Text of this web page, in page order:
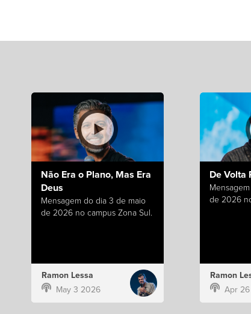
Não Era o Plano, Mas Era
Deus
Mensagem do dia 3 de maio
de 2026 no campus Zona Sul.
Ramon Lessa
May 3 2026
De Volta
de 2026
Ramon
Apr